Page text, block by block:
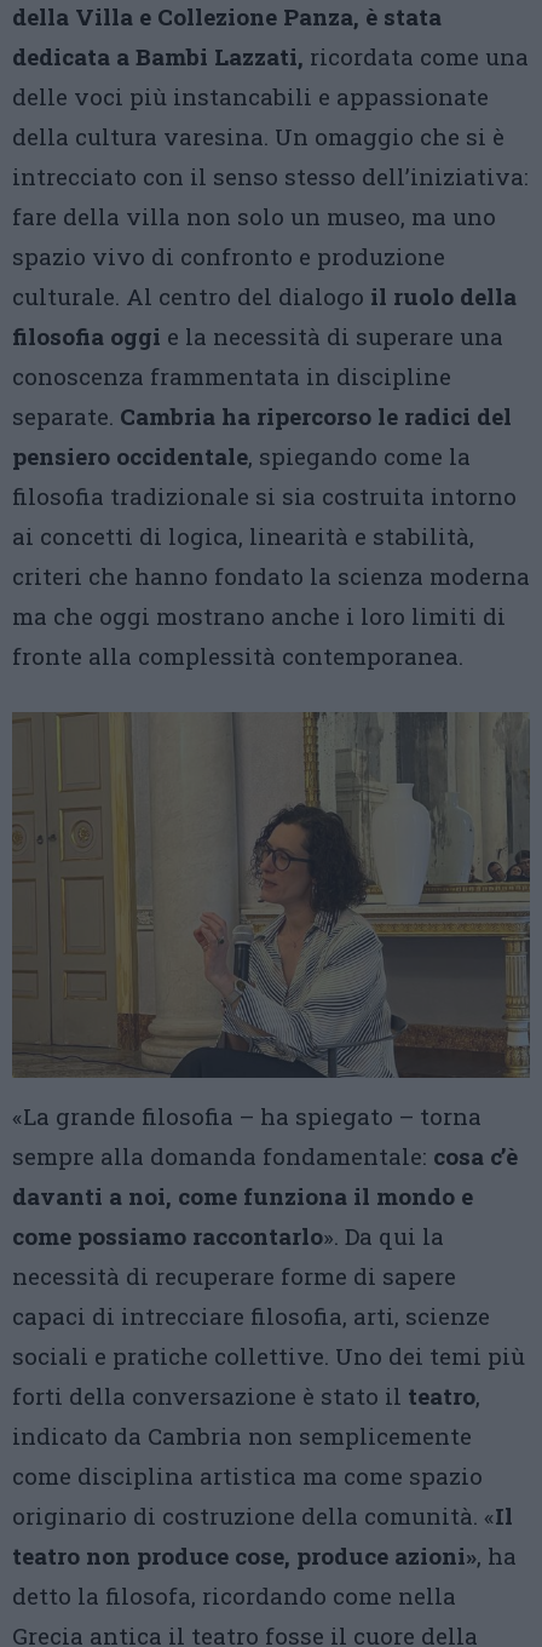
della Villa e Collezione Panza, è stata
dedicata a Bambi Lazzati, ricordata come una
delle voci più instancabili e appassionate
della cultura varesina. Un omaggio che si è
intrecciato con il senso stesso dell’iniziativa:
fare della villa non solo un museo, ma uno
spazio vivo di confronto e produzione
culturale. Al centro del dialogo il ruolo della
filosofia oggi e la necessità di superare una
conoscenza frammentata in discipline
separate. Cambria ha ripercorso le radici del
pensiero occidentale, spiegando come la
filosofia tradizionale si sia costruita intorno
ai concetti di logica, linearità e stabilità,
criteri che hanno fondato la scienza moderna
ma che oggi mostrano anche i loro limiti di
fronte alla complessità contemporanea.
«La grande filosofia – ha spiegato – torna
sempre alla domanda fondamentale: cosa c’è
davanti a noi, come funziona il mondo e
come possiamo raccontarlo». Da qui la
necessità di recuperare forme di sapere
capaci di intrecciare filosofia, arti, scienze
sociali e pratiche collettive. Uno dei temi più
forti della conversazione è stato il teatro,
indicato da Cambria non semplicemente
come disciplina artistica ma come spazio
originario di costruzione della comunità. «Il
teatro non produce cose, produce azioni», ha
detto la filosofa, ricordando come nella
Grecia antica il teatro fosse il cuore della